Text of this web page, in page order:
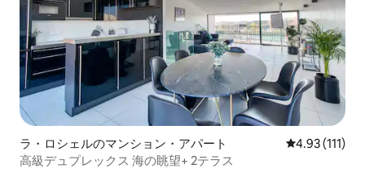
ラ・ロシェルのマンション・アパート レビュー111
4.93 (111)
高級デュプレックス 海の眺望+ 2テラス